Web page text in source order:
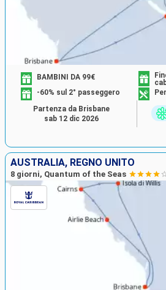
BAMBINI DA 99€
-60% sul 2° passeggero
Partenza da Brisbane
sab 12 dic 2026
AUSTRALIA, REGNO UNITO
8 giorni, Quantum of the Seas